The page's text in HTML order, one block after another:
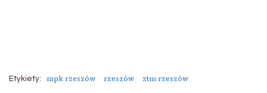
Etykiety: mpk rzeszów rzeszów ztm rzeszów